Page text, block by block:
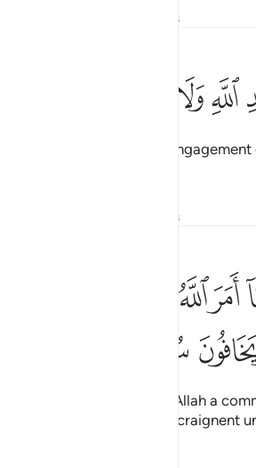
Réflexions
الميثاق ٢٠
وَلَا يَنقُضُونَ ٱلْمِيثَـٰقَ ٢٠
ﱖﱗ
ceux qui remplissent leur
Réflexions
به ان يوصل ويخشون ربهم ويخافون سوء
ٱللَّهُ بِهِۦٓ أَن يُوصَلَ وَيَخْشَوْنَ رَبَّهُمْ
ﱞﱟ
ﱦ
et ceux qui unissent ce qu’Allah a
redoutent leur Seigneur et craignent